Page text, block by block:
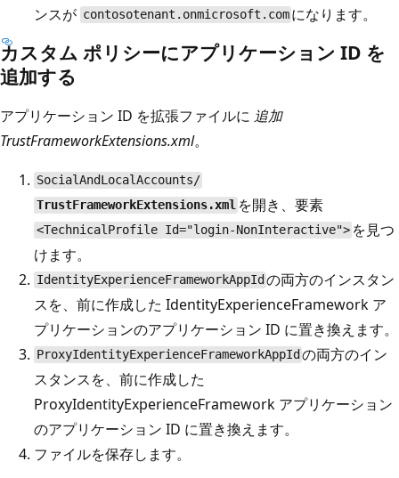
ンスが contosotenant.onmicrosoft.com になります。
カスタム ポリシーにアプリケーション ID を
追加する
アプリケーション ID を拡張ファイルに 追加
TrustFrameworkExtensions.xml。
SocialAndLocalAccounts/
TrustFrameworkExtensions.xml を開き、要素
<TechnicalProfile Id="login-NonInteractive"> を見つ
けます。
IdentityExperienceFrameworkAppId の両方のインスタン
スを、前に作成した IdentityExperienceFramework ア
プリケーションのアプリケーション ID に置き換えます。
ProxyIdentityExperienceFrameworkAppId の両方のイン
スタンスを、前に作成した
ProxyIdentityExperienceFramework アプリケーション
のアプリケーション ID に置き換えます。
ファイルを保存します。